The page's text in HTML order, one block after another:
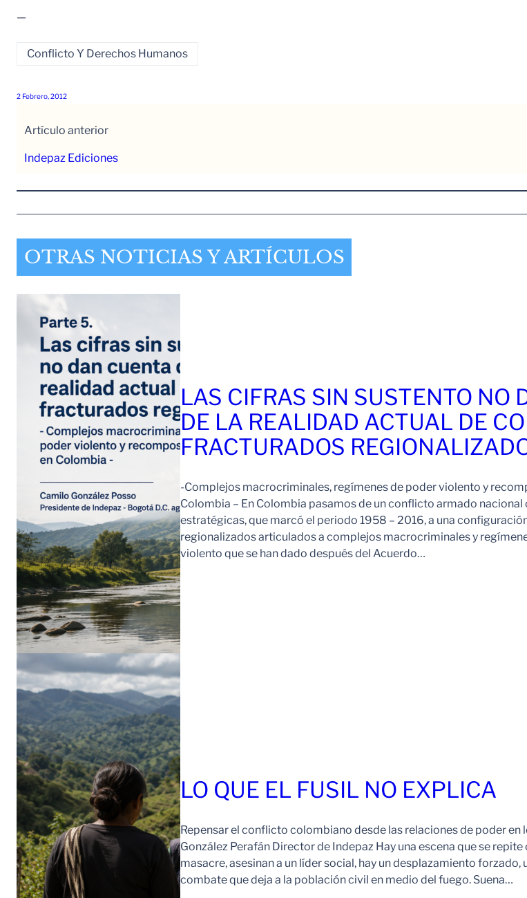
—
Conflicto Y Derechos Humanos
2 Febrero, 2012
Artículo anterior
Indepaz Ediciones
OTRAS NOTICIAS Y ARTÍCULOS
LAS CIFRAS SIN SUSTENTO NO
DE LA REALIDAD ACTUAL DE
FRACTURADOS
-Complejos macrocriminales, regímenes de poder violento y
Colombia – En Colombia pasamos de un conflicto armado nacional
estratégicas, que marcó el periodo 1958 – 2016, a una
regionalizados articulados a complejos macrocriminales y
violento que se han dado después del Acuerdo…
LO QUE EL FUSIL NO EXPLICA
Repensar el conflicto colombiano desde las relaciones de poder
González Perafán Director de Indepaz Hay una escena que se repite
masacre, asesinan a un líder social, hay un desplazamiento forzado,
combate que deja a la población civil en medio del fuego. Suena…